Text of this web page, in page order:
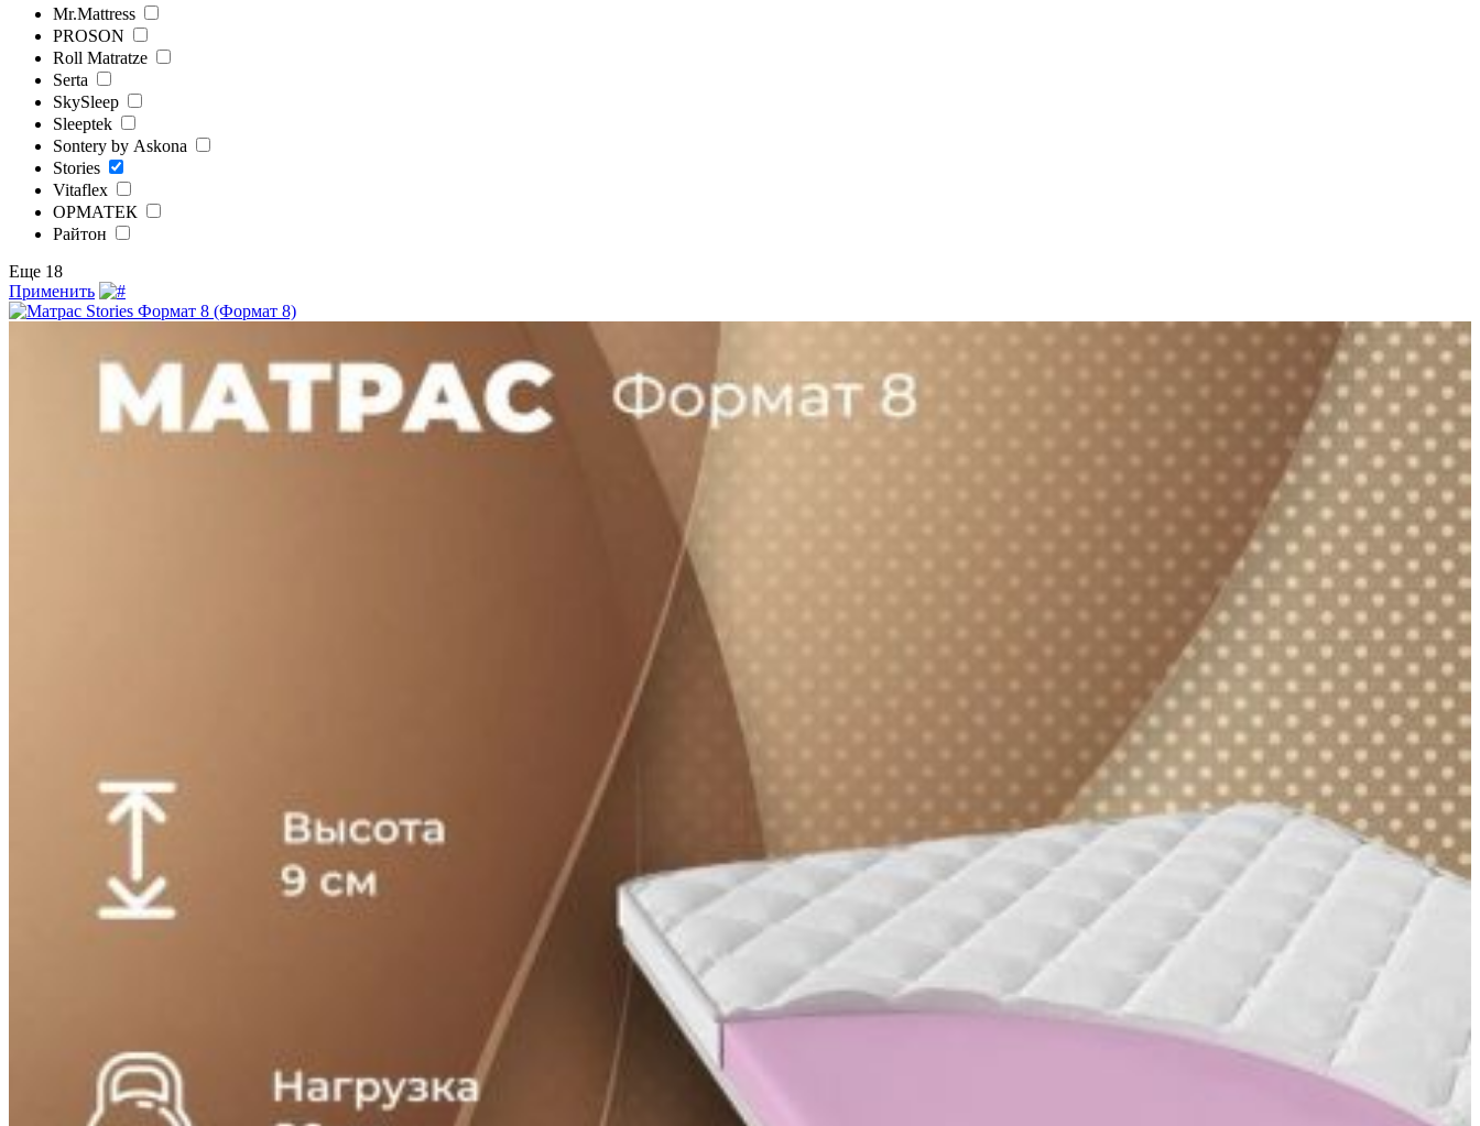
Mr.Mattress
PROSON
Roll Matratze
Serta
SkySleep
Sleeptek
Sontery by Askona
Stories
Vitaflex
ОРМАТЕК
Райтон
Еще 18
Применить